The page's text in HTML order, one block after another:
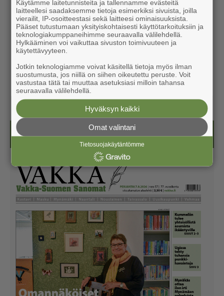
Näköislehdet
Käytämme laitetunnisteita ja tallennamme evästeitä
laitteellesi saadaksemme tietoja esimerkiksi sivuista, joilla
vierailit, IP-osoitteestasi sekä laitteesi ominaisuuksista.
Pääset tutustumaan yksityiskohtaisesti käyttötarkoituksiin ja
teknologiakumppaneihimme seuraavalla välilehdellä.
Hylkääminen voi vaikuttaa sivuston toimivuuteen ja
käytettävyyteen.
Jotkin teknologiamme voivat käsitellä tietoja myös ilman
suostumusta, jos niillä on siihen oikeutettu peruste. Voit
vastustaa tätä tai muuttaa asetuksiasi milloin tahansa
seuraavalla välilehdellä.
Hyväksyn kaikki
Omat valintani
Tietosuojakäytäntömme